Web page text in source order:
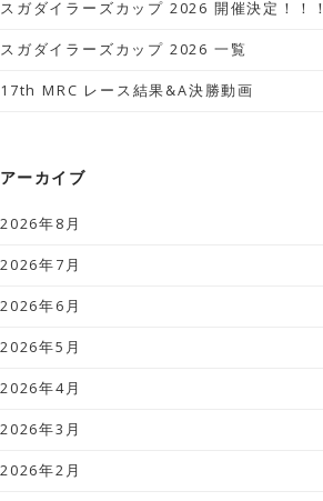
スガダイラーズカップ 2026 開催決定！！！
スガダイラーズカップ 2026 一覧
17th MRC レース結果&A決勝動画
アーカイブ
2026年8月
2026年7月
2026年6月
2026年5月
2026年4月
2026年3月
2026年2月